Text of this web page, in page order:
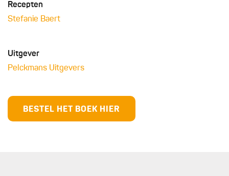
Recepten
Stefanie Baert
Uitgever
Pelckmans Uitgevers
BESTEL HET BOEK HIER